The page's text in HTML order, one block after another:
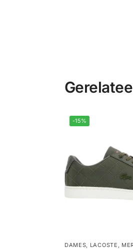
-15%
DAMES LACOSTE